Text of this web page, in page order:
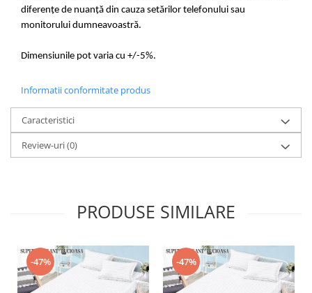
diferențe de nuanță din cauza setărilor telefonului sau
monitorului dumneavoastră.
Dimensiunile pot varia cu +/-5%.
Informatii conformitate produs
Caracteristici
Review-uri(0)
PRODUSE SIMILARE
-47% -47%